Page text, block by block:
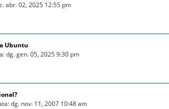
abr. 02, 2025 12:55 pm
Ubuntu
dg. gen. 05, 2025 9:30 pm
dg. nov. 11, 2007 10:48 am